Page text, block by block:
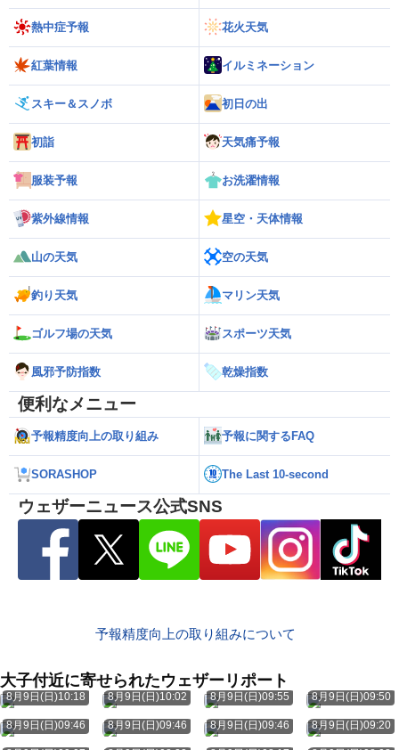
熱中症予報 花火天気
紅葉情報 イルミネーション
スキー＆スノボ 初日の出
初詣 天気痛予報
服装予報 お洗濯情報
紫外線情報 星空・天体情報
山の天気 空の天気
釣り天気 マリン天気
ゴルフ場の天気 スポーツ天気
風邪予防指数 乾燥指数
便利なメニュー
予報精度向上の取り組み 予報に関するFAQ
SORASHOP The Last 10-second
ウェザーニュース公式SNS
予報精度向上の取り組みについて
大子付近に寄せられたウェザーリポート
8月9日(日)10:18 8月9日(日)10:02 8月9日(日)09:55 8月9日(日)09:50
8月9日(日)09:46 8月9日(日)09:46 8月9日(日)09:46 8月9日(日)09:20